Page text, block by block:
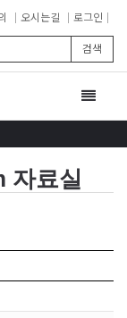
오시는길 로그인
검색
Toggle
자료실